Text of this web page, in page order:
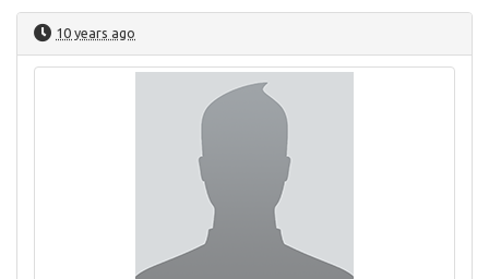
10 years ago